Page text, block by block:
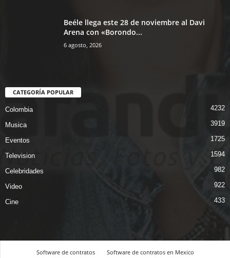
Beéle llega este 28 de noviembre al Davi
Arena con «Borondo...
6 agosto, 2026
CATEGORÍA POPULAR
Colombia 4232
Musica 3919
Eventos 1725
Television 1594
Celebridades 982
Video 922
Cine 433
Software de contratos Software de contratos en Mexico